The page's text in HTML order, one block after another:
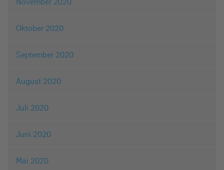
Oktober 2020
September 2020
August 2020
Juli 2020
Juni 2020
Mai 2020